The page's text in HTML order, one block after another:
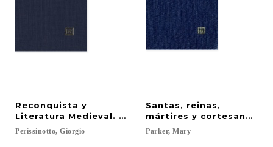
Reconquista y
Literatura Medieval. Cuatro ensayos
Perissinotto, Giorgio
Santas, reinas,
mártires y cortesanas:
Parker, Mary